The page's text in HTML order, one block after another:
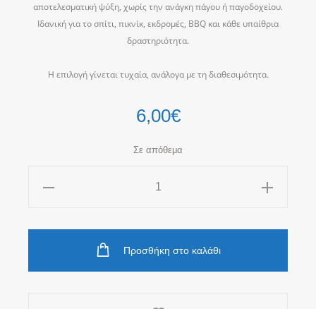
αποτελεσματική ψύξη, χωρίς την ανάγκη πάγου ή παγοδοχείου.
Ιδανική για το σπίτι, πικνίκ, εκδρομές, BBQ και κάθε υπαίθρια
δραστηριότητα.
Η επιλογή γίνεται τυχαία, ανάλογα με τη διαθεσιμότητα.
6,00€
Σε απόθεμα
Προσθήκη στο καλάθι